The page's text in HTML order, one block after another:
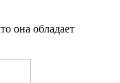
она обладает